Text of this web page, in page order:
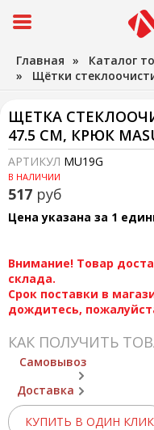
Главная » Каталог
» Щётки
ЩЕТКА
47.5 СМ, КРЮК
АРТИКУЛ MU19G
В НАЛИЧИИ
517 руб
Цена указана за 1
Внимание! Товар
склада.
Срок поставки в
дождитесь,
КАК ПОЛУЧИТЬ
Самовывоз
Доставка
КУПИТЬ В ОДИН КЛИК